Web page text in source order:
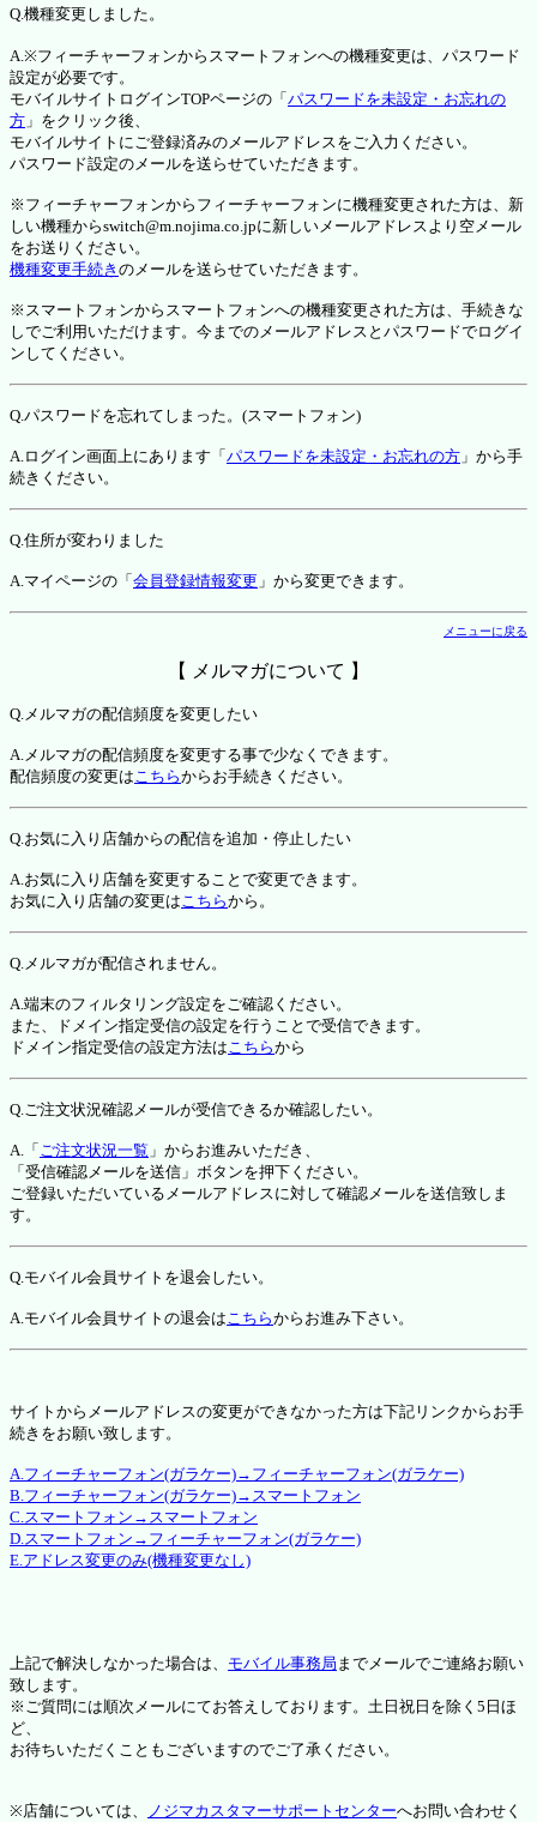
Q.機種変更しました。
A.※フィーチャーフォンからスマートフォンへの機種変更は、パスワード
設定が必要です。
モバイルサイトログインTOPページの「 パスワードを未設定・お忘れの
方 」をクリック後、
モバイルサイトにご登録済みのメールアドレスをご入力ください。
パスワード設定のメールを送らせていただきます。
※フィーチャーフォンからフィーチャーフォンに機種変更された方は、新
しい機種からswitch@m.nojima.co.jpに新しいメールアドレスより空メール
をお送りください。
機種変更手続き のメールを送らせていただきます。
※スマートフォンからスマートフォンへの機種変更された方は、手続きな
しでご利用いただけます。今までのメールアドレスとパスワードでログイ
ンしてください。
Q.パスワードを忘れてしまった。(スマートフォン)
A.ログイン画面上にあります「 パスワードを未設定・お忘れの方 」から手
続きください。
Q.住所が変わりました
A.マイページの「 会員登録情報変更 」から変更できます。
メニューに戻る
【 メルマガについて 】
Q.メルマガの配信頻度を変更したい
A.メルマガの配信頻度を変更する事で少なくできます。
配信頻度の変更はこちらからお手続きください。
Q.お気に入り店舗からの配信を追加・停止したい
A.お気に入り店舗を変更することで変更できます。
お気に入り店舗の変更はこちらから。
Q.メルマガが配信されません。
A.端末のフィルタリング設定をご確認ください。
また、ドメイン指定受信の設定を行うことで受信できます。
ドメイン指定受信の設定方法はこちらから
Q.ご注文状況確認メールが受信できるか確認したい。
A.「 ご注文状況一覧 」からお進みいただき、
「受信確認メールを送信」ボタンを押下ください。
ご登録いただいているメールアドレスに対して確認メールを送信致しま
す。
Q.モバイル会員サイトを退会したい。
A.モバイル会員サイトの退会はこちらからお進み下さい。
サイトからメールアドレスの変更ができなかった方は下記リンクからお手
続きをお願い致します。
A.フィーチャーフォン(ガラケー)→フィーチャーフォン(ガラケー)
B.フィーチャーフォン(ガラケー)→スマートフォン
C.スマートフォン→スマートフォン
D.スマートフォン→フィーチャーフォン(ガラケー)
E.アドレス変更のみ(機種変更なし)
上記で解決しなかった場合は、 モバイル事務局 までメールでご連絡お願い
致します。
※ご質問には順次メールにてお答えしております。土日祝日を除く5日ほ
ど、
お待ちいただくこともございますのでご了承ください。
※店舗については、 ノジマカスタマーサポートセンターへお問い合わせく